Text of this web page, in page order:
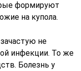
формируют
на купола.
не
инфекции. То же
Болезнь у